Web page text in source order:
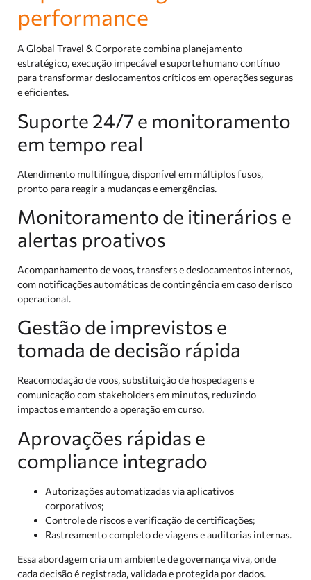
performance
A Global Travel & Corporate combina planejamento
estratégico, execução impecável e suporte humano contínuo
para transformar deslocamentos críticos em operações seguras
e eficientes.
Suporte 24/7 e monitoramento
em tempo real
Atendimento multilíngue, disponível em múltiplos fusos,
pronto para reagir a mudanças e emergências.
Monitoramento de itinerários e
alertas proativos
Acompanhamento de voos, transfers e deslocamentos internos,
com notificações automáticas de contingência em caso de risco
operacional.
Gestão de imprevistos e
tomada de decisão rápida
Reacomodação de voos, substituição de hospedagens e
comunicação com stakeholders em minutos, reduzindo
impactos e mantendo a operação em curso.
Aprovações rápidas e
compliance integrado
Autorizações automatizadas via aplicativos
corporativos;
Controle de riscos e verificação de certificações;
Rastreamento completo de viagens e auditorias internas.
Essa abordagem cria um ambiente de governança viva, onde
cada decisão é registrada, validada e protegida por dados.